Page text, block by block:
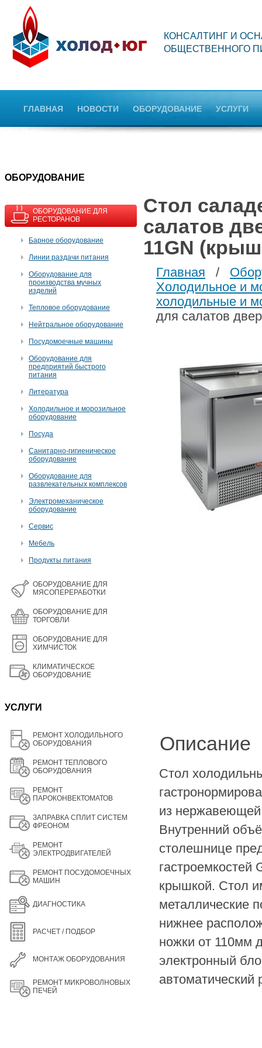
КОНСАЛТИНГ И
ОБЩЕСТВЕННОГО
ГЛАВНАЯ НОВОСТИ ОБОРУДОВАНИЕ УСЛУГИ
OБОРУДОВАНИЕ
ОБОРУДОВАНИЕ ДЛЯ
РЕСТОРАНОВ
Барное оборудование
Линии раздачи питания
Оборудование для
производства мучных
изделий
Тепловое оборудование
Нейтральное оборудование
Посудомоечные машины
Оборудование для
предприятий быстрого
питания
Литература
Холодильное и морозильное
оборудование
Посуда
Санитарно-гигиеническое
оборудование
Оборудование для
развлекательных комплексов
Электромеханическое
оборудование
Сервис
Мебель
Продукты питания
OБОРУДОВАНИЕ ДЛЯ
МЯСОПЕРЕРАБОТКИ
ОБОРУДОВАНИЕ ДЛЯ
ТОРГОВЛИ
ОБОРУДОВАНИЕ ДЛЯ
ХИМЧИСТОК
КЛИМАТИЧЕСКОЕ
ОБОРУДОВАНИЕ
УСЛУГИ
РЕМОНТ ХОЛОДИЛЬНОГО
ОБОРУДОВАНИЯ
РЕМОНТ ТЕПЛОВОГО
ОБОРУДОВАНИЯ
РЕМОНТ
ПАРОКОНВЕКТОМАТОВ
ЗАПРАВКА СПЛИТ СИСТЕМ
ФРЕОНОМ
РЕМОНТ
ЭЛЕКТРОДВИГАТЕЛЕЙ
РЕМОНТ ПОСУДОМОЕЧНЫХ
МАШИН
ДИАГНОСТИКА
РАСЧЕТ / ПОДБОР
МОНТАЖ ОБОРУДОВАНИЯ
РЕМОНТ МИКРОВОЛНОВЫХ
ПЕЧЕЙ
Стол
салатов
11GN
Главная /
Холодильное и
холодильные и
для салатов
Описание
Стол
из
Внутренний
столешнице
гастроемкостей
крышкой. Стол
металлические
нижнее
ножки от 110мм
электронный
автоматический